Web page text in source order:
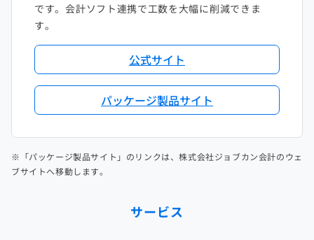
です。会計ソフト連携で工数を大幅に削減できま
す。
公式サイト
パッケージ製品サイト
※「パッケージ製品サイト」のリンクは、株式会社ジョブカン会計のウェ
ブサイトへ移動します。
サービス